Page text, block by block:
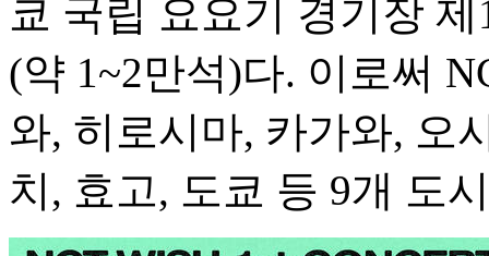
쿄 국립 요요기 경기장
(약 1~2만석)다. 이로써
와, 히로시마, 카가와, 오
치, 효고, 도쿄 등 9개 도